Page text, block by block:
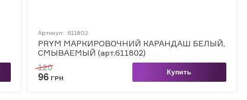
Артикул: 611802
PRYM МАРКИРОВОЧНИЙ КАРАНДАШ БЕЛЫЙ,
СМЫВАЕМЫЙ (арт.611802)
120
96 ГРН
Купить